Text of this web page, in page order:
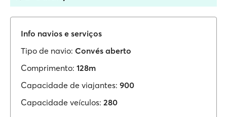
Info navios e serviços
Tipo de navio: Convés aberto
Comprimento: 128m
Capacidade de viajantes: 900
Capacidade veículos: 280